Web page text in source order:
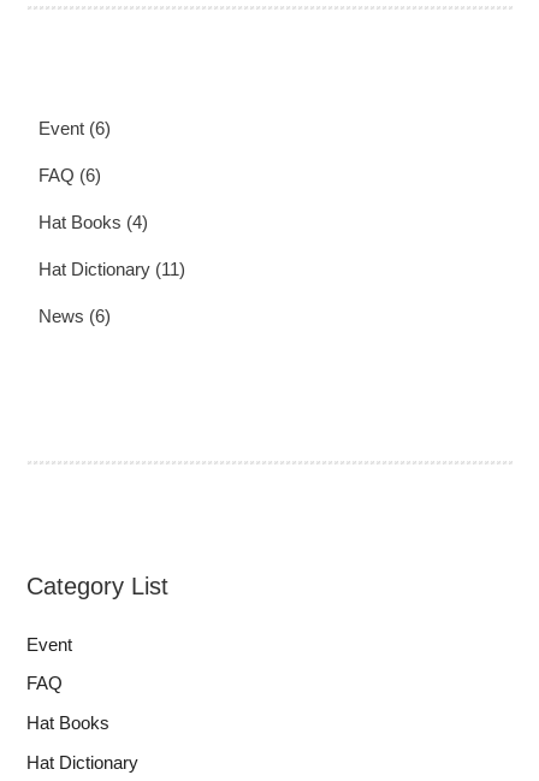
Event (6)
FAQ (6)
Hat Books (4)
Hat Dictionary (11)
News (6)
Category List
Event
FAQ
Hat Books
Hat Dictionary